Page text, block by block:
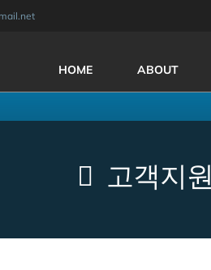
HOME ABOUT
고객지원